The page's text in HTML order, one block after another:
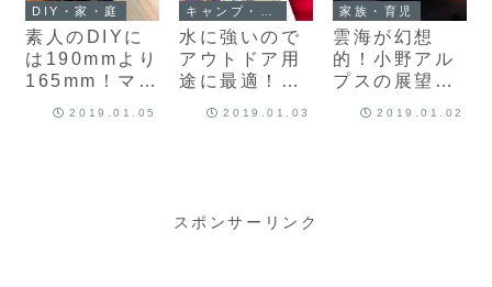
DIY・家・庭
素人のDIYに
は190mmより
165mm！マキ
2019.01.05
水に強いので
アウトドア用
途に最適！耐
2019.01.03
家族・育児
雲海が幻想
的！小野アル
プスの展望台
2019.01.02
スポンサーリンク